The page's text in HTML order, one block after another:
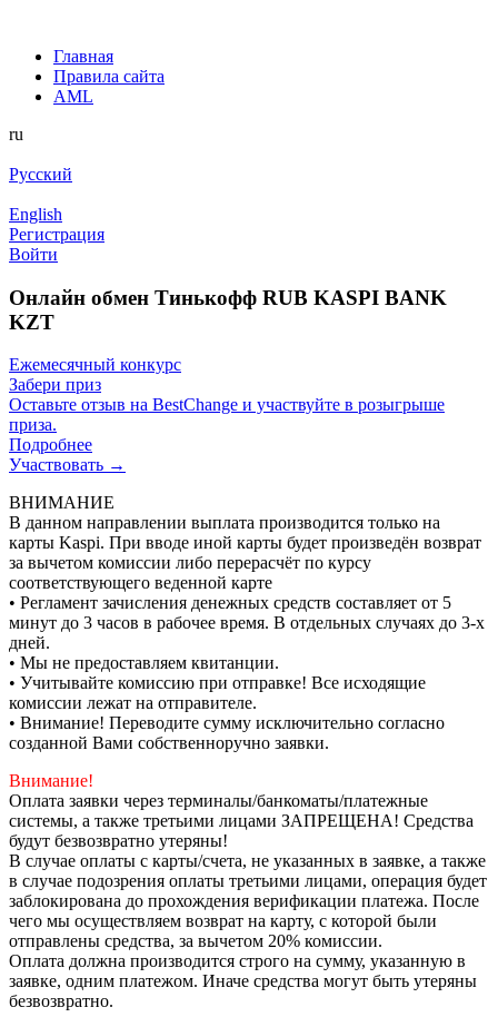
Главная
Правила сайта
AML
ru
Русский
English
Регистрация
Войти
Онлайн обмен Тинькофф RUB KASPI BANK
KZT
Ежемесячный конкурс
Забери приз
Оставьте отзыв на BestChange и участвуйте в розыгрыше
приза.
Подробнее
Участвовать →
ВНИМАНИЕ
В данном направлении выплата производится только на
карты Kaspi. При вводе иной карты будет произведён возврат
за вычетом комиссии либо перерасчёт по курсу
соответствующего веденной карте
• Регламент зачисления денежных средств составляет от 5
минут до 3 часов в рабочее время. В отдельных случаях до 3-х
дней.
• Мы не предоставляем квитанции.
• Учитывайте комиссию при отправке! Все исходящие
комиссии лежат на отправителе.
• Внимание! Переводите сумму исключительно согласно
созданной Вами собственноручно заявки.
Внимание!
Оплата заявки через терминалы/банкоматы/платежные
системы, а также третьими лицами ЗАПРЕЩЕНА! Средства
будут безвозвратно утеряны!
В случае оплаты с карты/счета, не указанных в заявке, а также
в случае подозрения оплаты третьими лицами, операция будет
заблокирована до прохождения верификации платежа. После
чего мы осуществляем возврат на карту, с которой были
отправлены средства, за вычетом 20% комиссии.
Оплата должна производится строго на сумму, указанную в
заявке, одним платежом. Иначе средства могут быть утеряны
безвозвратно.